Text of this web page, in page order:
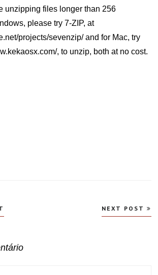
unzipping files longer than 256
please try 7-ZIP, at
projects/sevenzip/ and for Mac, try
, to unzip, both at no cost.
NEXT POST